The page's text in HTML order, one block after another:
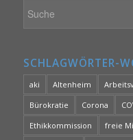
SCHLAGWÖRTER-
aki Altenheim
Bürokratie
Corona
Ethikkommission
freie